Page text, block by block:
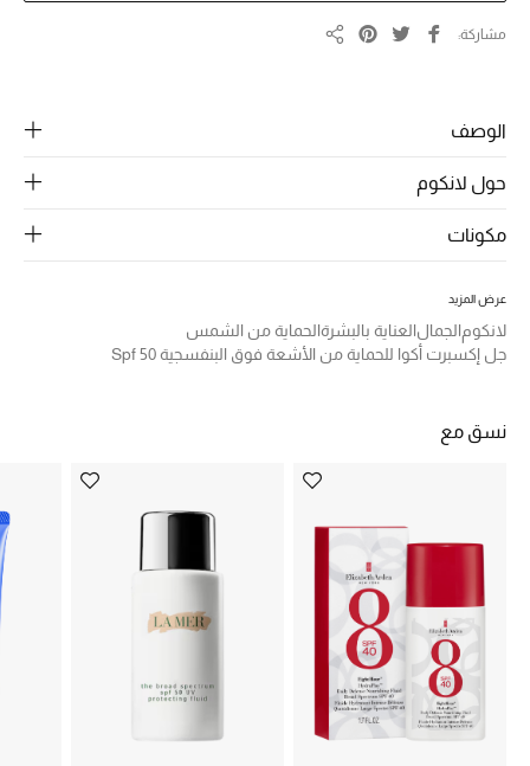
أحذية النسائية
الجمال
الأطفال
مستلزمات المنزل
المجوهرات
نسوقوا أحدث ما وصلنا
عرض جميع المنتجات
خصومات
ما وصلنا حديثاً
مشاركة
الوصف
حول لانكوم
مكونات
عرض المزيد
لانكومالجمالالعناية بالبشرةالحماية من الشمس
جل إكسبرت أكوا للحماية من الأشعة فوق البنفسجية Spf 50
نسق مع